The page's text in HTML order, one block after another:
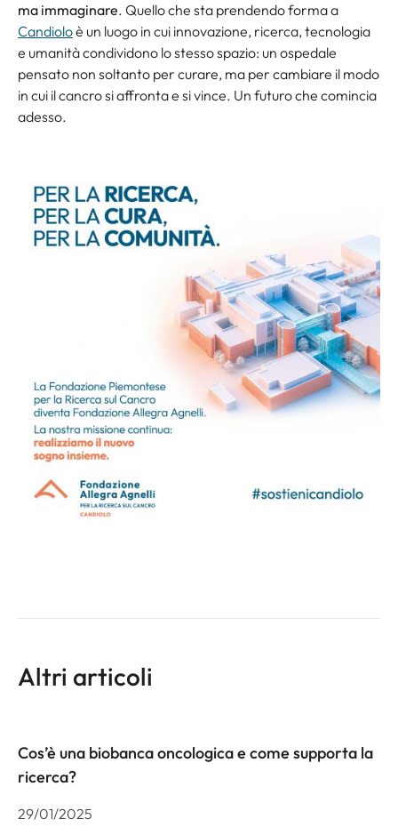
ma immaginare. Quello che sta prendendo forma a
Candioloè un luogo in cui innovazione, ricerca, tecnologia
e umanità condividono lo stesso spazio: un ospedale
pensato non soltanto per curare, ma per cambiare il modo
in cui il cancro si affronta e si vince. Un futuro che comincia
adesso.
Altri articoli
Cos’è una biobanca oncologica e come supporta la
ricerca?
29/01/2025